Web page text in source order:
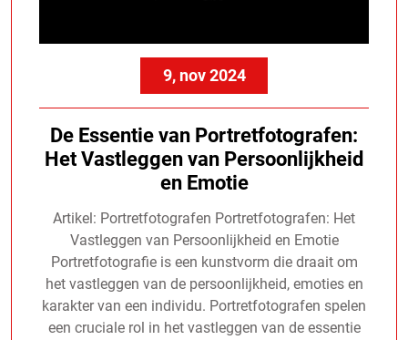
9, nov 2024
De Essentie van Portretfotografen:
Het Vastleggen van Persoonlijkheid
en Emotie
Artikel: Portretfotografen Portretfotografen: Het
Vastleggen van Persoonlijkheid en Emotie
Portretfotografie is een kunstvorm die draait om
het vastleggen van de persoonlijkheid, emoties en
karakter van een individu. Portretfotografen spelen
een cruciale rol in het vastleggen van de essentie